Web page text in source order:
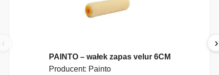
‹
PAINTO – wałek zapas velur 6CM
Producent: Painto
›